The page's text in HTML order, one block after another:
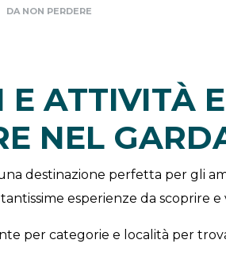
DA NON PERDERE
E ATTIVITÀ
NEL
destinazione perfetta per gli
esperienze da scoprire e
per categorie e località per